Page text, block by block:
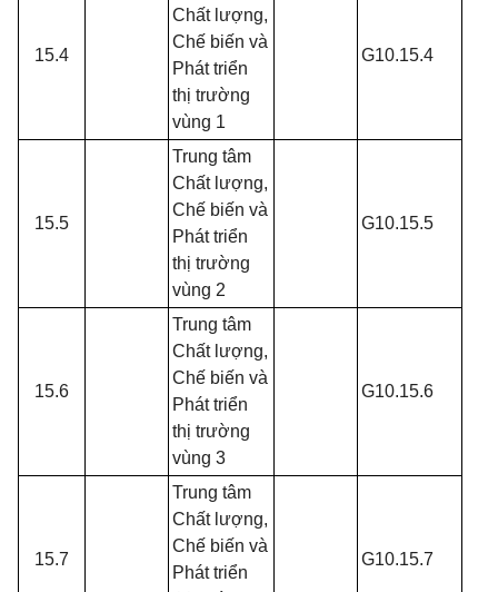
15.4
Chất lượng,
Chế biến và
Phát triển
thị trường
vùng 1
G10.15.4
15.5
Trung tâm
Chất lượng,
Chế biến và
Phát triển
thị trường
vùng 2
G10.15.5
15.6
Trung tâm
Chất lượng,
Chế biến và
Phát triển
thị trường
vùng 3
G10.15.6
15.7
Trung tâm
Chất lượng,
Chế biến và
Phát triển
G10.15.7